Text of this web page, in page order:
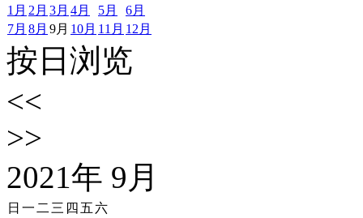
1月 2月 3月 4月 5月
6月
7月 8月 9月 10月 11月 12月
按日浏览
<<
>>
2021年 9 月
日 一 二 三 四 五 六